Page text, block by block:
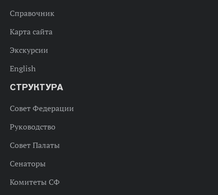
Справочник
Карта сайта
Экскурсии
English
СТРУКТУРА
Совет Федерации
Руководство
Совет Палаты
Сенаторы
Комитеты СФ